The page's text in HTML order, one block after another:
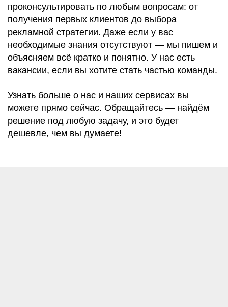
проконсультировать по любым вопросам: от
получения первых клиентов до выбора
рекламной стратегии. Даже если у вас
необходимые знания отсутствуют — мы пишем и
объясняем всё кратко и понятно. У нас есть
вакансии, если вы хотите стать частью команды.
Узнать больше о нас и наших сервисах вы
можете прямо сейчас. Обращайтесь — найдём
решение под любую задачу, и это будет
дешевле, чем вы думаете!